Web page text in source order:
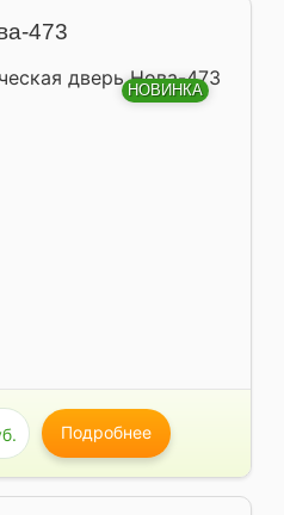
473
НОВИНКА
Подробнее